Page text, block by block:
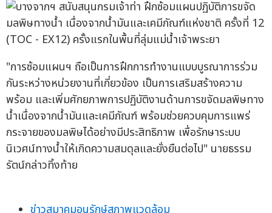
"การซ้อมแผนฯ ถือเป็นการฝึกการทำงานแบบบูรณาการร่วม
กันระหว่างหน่วยงานที่เกี่ยวข้อง เป็นการเสริมสร้างความ
พร้อม และเพิ่มศักยภาพการปฏิบัติงานด้านการขจัดมลพิษทาง
น้ำเนื่องจากน้ำมันและเคมีภัณฑ์ พร้อมช่วยควบคุมการแพร่
กระจายของมลพิษได้อย่างมีประสิทธิภาพ เพื่อรักษาระบบ
นิเวศน์ทางน้ำให้เกิดความสมดุลและยั่งยืนต่อไป" นายธรรม
รัตน์กล่าวทิ้งท้าย